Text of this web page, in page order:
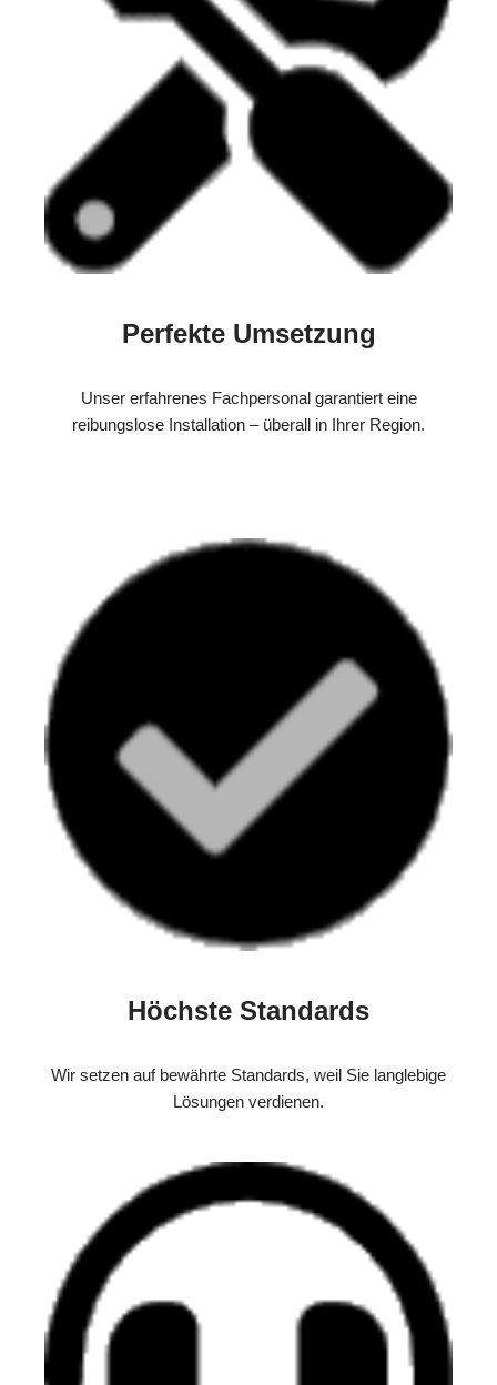
Perfekte Umsetzung
Unser erfahrenes Fachpersonal garantiert eine
reibungslose Installation – überall in Ihrer Region.
Höchste Standards
Wir setzen auf bewährte Standards, weil Sie langlebige
Lösungen verdienen.